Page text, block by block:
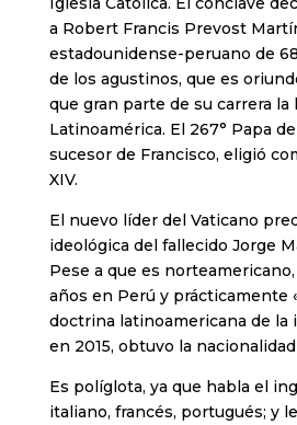
a Robert Francis Prevost
estadounidense-peruano de
de los agustinos, que es
que gran parte de su carrera la
Latinoamérica. El 267° Papa
sucesor de Francisco, eligió
XIV.
El nuevo líder del Vaticano
ideológica del fallecido Jorge
Pese a que es
años en Perú y prácticamente
doctrina latinoamericana de la
en 2015, obtuvo la
Es políglota, ya que habla el
italiano, francés, portugués; y